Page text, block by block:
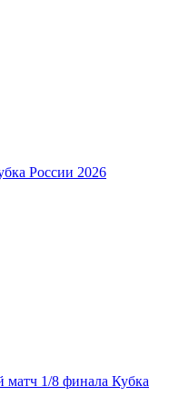
России 2026
матч 1/8 финала Кубка